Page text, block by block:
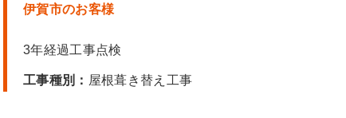
伊賀市のお客様
3年経過工事点検
工事種別： 屋根葺き替え工事